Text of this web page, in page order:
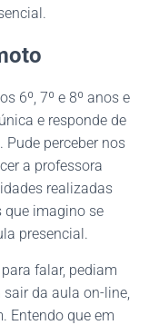
6º, 7º e 8º anos e
e responde de
perceber nos
a professora
realizadas
que imagino se
presencial.
falar, pediam
da aula on-line,
Entendo que em